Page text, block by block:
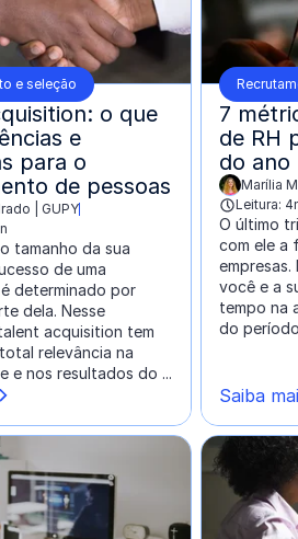
e seleção
o que
e
para o
de pessoas
| GUPY
tamanho da sua
de uma
determinado por
dela. Nesse
acquisition tem
relevância na
e nos resultados do ...
7
de RH
do ano
escrito
Marília
Leitura:
O último
com ele a
você e a
tempo na
do
Saiba